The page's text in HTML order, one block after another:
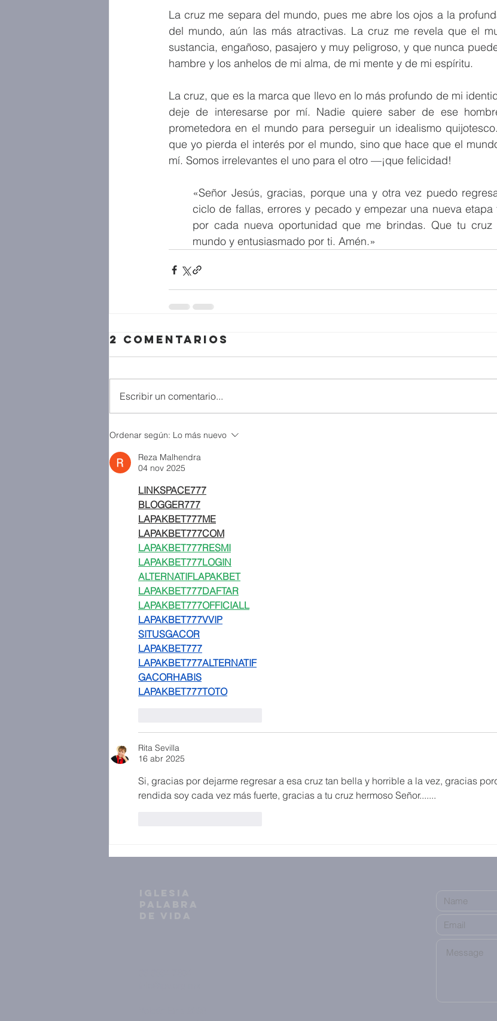
La cruz me separa del mundo, pues me abre los ojos a la
del mundo, aún las más atractivas. La cruz me revela que el
sustancia, engañoso, pasajero y muy peligroso, y que nunca
hambre y los anhelos de mi alma, de mi mente y de mi espíritu.
La cruz, que es la marca que llevo en lo más profundo de mi
deje de interesarse por mí. Nadie quiere saber de ese
prometedora en el mundo para perseguir un idealismo quijotesco.
que yo pierda el interés por el mundo, sino que hace que el
mí. Somos irrelevantes el uno para el otro —¡que felicidad!
«Señor Jesús, gracias, porque una y otra vez puedo
ciclo de fallas, errores y pecado y empezar una nueva
por cada nueva oportunidad que me brindas. Que tu cruz
mundo y entusiasmado por ti. Amén.»
2 comentarios
Escribir un comentario...
Ordenar según: Lo más nuevo
Reza Malhendra
04 nov 2025
LINKSPACE777
BLOGGER777
LAPAKBET777ME
LAPAKBET777COM
LAPAKBET777RESMI
LAPAKBET777LOGIN
ALTERNATIFLAPAKBET
LAPAKBET777DAFTAR
LAPAKBET777OFFICIALL
LAPAKBET777VVIP
SITUSGACOR
LAPAKBET777
LAPAKBET777ALTERNATIF
GACORHABIS
LAPAKBET777TOTO
Rita Sevilla
16 abr 2025
Si, gracias por dejarme regresar a esa cruz tan bella y horrible a la vez, gracias
rendida soy cada vez más fuerte, gracias a tu cruz hermoso Señor.......